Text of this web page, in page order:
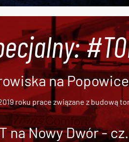
na
roku prace związane z budową
na Nowy Dwór -